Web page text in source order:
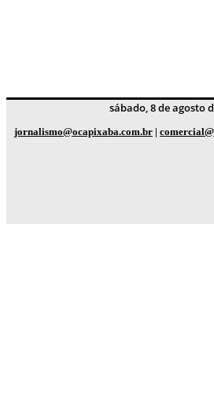
sábado, 8 de agosto
jornalismo@ocapixaba.com.br |